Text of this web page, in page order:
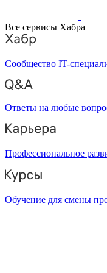
Все сервисы Хабра
Сообщество IT-
Ответы на любые
Профессиональное
Обучение для смены